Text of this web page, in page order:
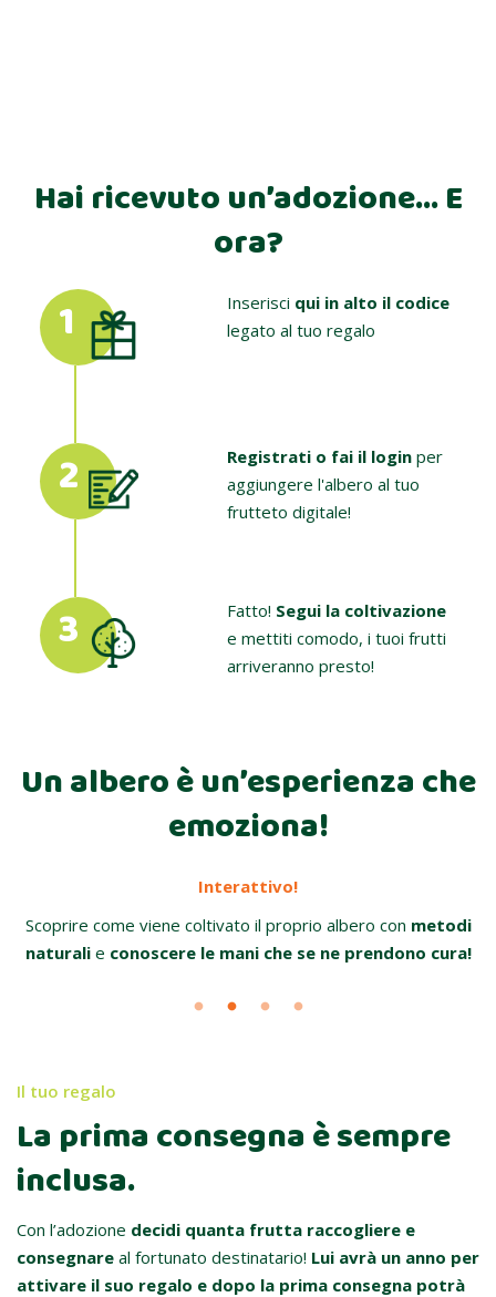
Hai ricevuto un’adozione… E
ora?
1 Inserisci qui in alto il codice
legato al tuo regalo
2 Registrati o fai il login per
aggiungere l'albero al tuo
frutteto digitale!
3 Fatto! Segui la coltivazione
e mettiti comodo, i tuoi frutti
arriveranno presto!
Un albero è un’esperienza che
emoziona!
Interattivo!
Scoprire come viene coltivato il proprio albero con metodi
naturalie conoscere le mani che se ne prendono cura!
Il tuo regalo
La prima consegna è sempre
inclusa.
Con l’adozione decidi quanta frutta raccogliere e
consegnare al fortunato destinatario! Lui avrà un anno per
attivare il suo regalo e dopo la prima consegna potrà